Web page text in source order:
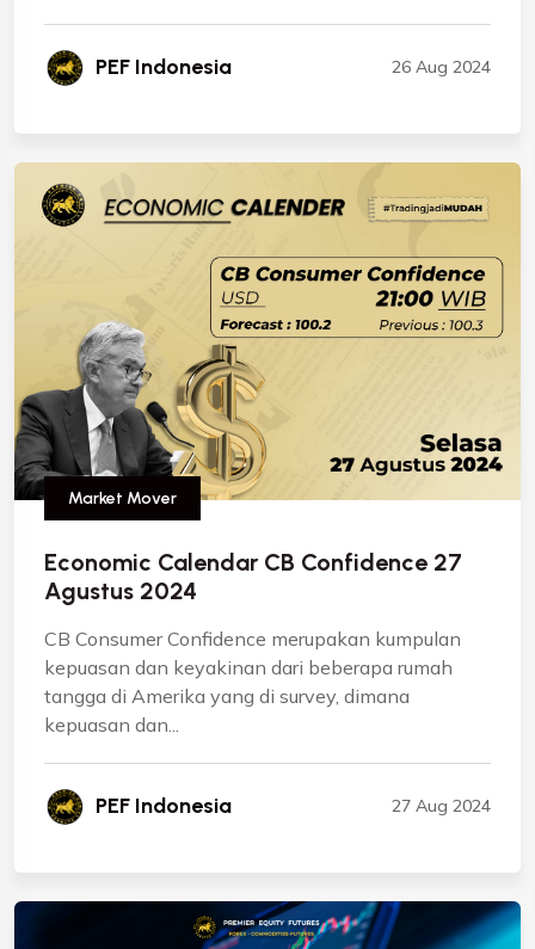
PEF Indonesia 26 Aug 2024
Market Mover
Economic Calendar CB Confidence 27
Agustus 2024
CB Consumer Confidence merupakan kumpulan
kepuasan dan keyakinan dari beberapa rumah
tangga di Amerika yang di survey, dimana
kepuasan dan...
PEF Indonesia 27 Aug 2024